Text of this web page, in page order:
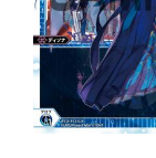
數
量